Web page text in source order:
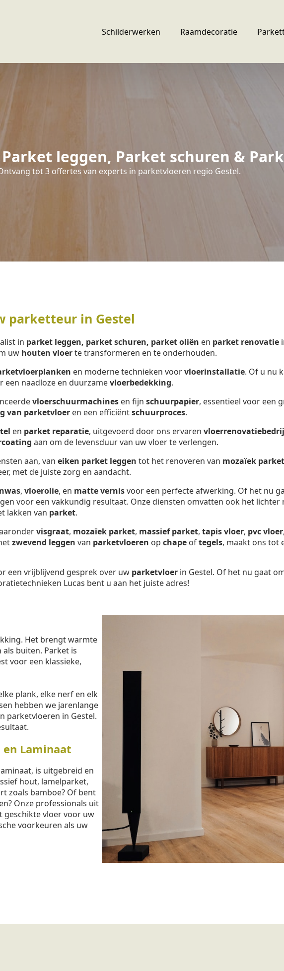
Schilderwerken Raamdecoratie
leggen, Parket schuren &
tot 3 offertes van experts in parketvloeren regio Gestel.
parketteur in Gestel
in parket leggen, parket schuren, parket oliën en parket renovatie
uw houten vloerte transformeren en te onderhouden.
en moderne technieken voorvloerinstallatie. Of u nu
een naadloze en duurzamevloerbedekking.
vloerschuurmachines en fijn schuurpapier, essentieel voor een
van parketvloer en een efficiëntschuurproces.
en parket reparatie, uitgevoerd door ons ervaren
aan om de levensduur van uw vloer te verlengen.
aan, van eiken parket leggen tot het renoveren van mozaïek parket
met de juiste zorg en aandacht.
, vloerolie, en matte vernisvoor een perfecte afwerking. Of het nu
voor een vakkundig resultaat. Onze diensten omvatten ook het lichter
lakken van parket.
visgraat, mozaïek parket, massief parket, tapis vloer, pvc vloer
zwevend leggen van parketvloeren op chape oftegels, maakt ons tot
een vrijblijvend gesprek over uw parketvloer in Gestel. Of het nu gaat
Lucas bent u aan het juiste adres!
Het brengt warmte
buiten. Parket is
voor een klassieke,
plank, elke nerf en elk
hebben we jarenlange
parketvloeren in Gestel.
Laminaat
is uitgebreid en
hout, lamelparket,
zoals bamboe? Of bent
Onze professionals uit
geschikte vloer voor uw
voorkeuren als uw